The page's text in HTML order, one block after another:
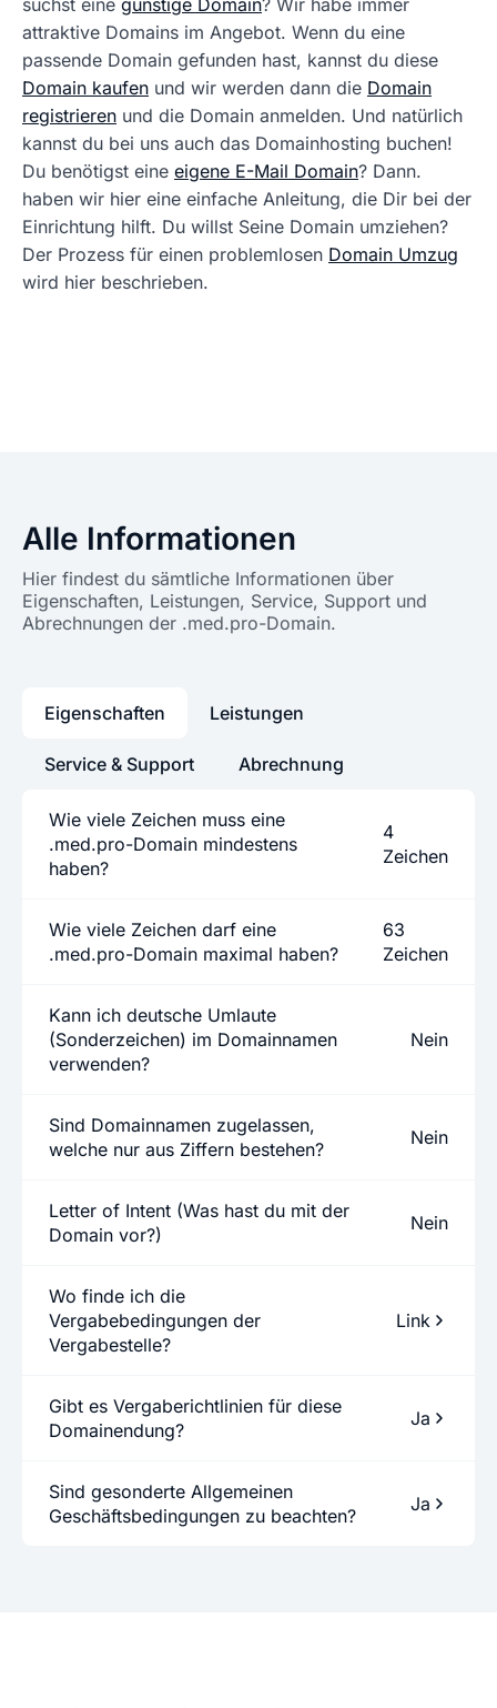
suchst eine günstige Domain? Wir habe immer
attraktive Domains im Angebot. Wenn du eine
passende Domain gefunden hast, kannst du diese
Domain kaufen und wir werden dann die Domain
registrieren und die Domain anmelden. Und natürlich
kannst du bei uns auch das Domainhosting buchen!
Du benötigst eine eigene E-Mail Domain? Dann.
haben wir hier eine einfache Anleitung, die Dir bei der
Einrichtung hilft. Du willst Seine Domain umziehen?
Der Prozess für einen problemlosen Domain Umzug
wird hier beschrieben.
Alle Informationen
Hier findest du sämtliche Informationen über
Eigenschaften, Leistungen, Service, Support und
Abrechnungen der .med.pro-Domain.
Eigenschaften
Wie viele Zeichen muss eine
.med.pro-Domain mindestens
haben?
4
Zeichen
Wie viele Zeichen darf eine
.med.pro-Domain maximal haben?
63
Zeichen
Kann ich deutsche Umlaute
(Sonderzeichen) im Domainnamen
verwenden?
Nein
Sind Domainnamen zugelassen,
welche nur aus Ziffern bestehen?
Nein
Letter of Intent (Was hast du mit der
Domain vor?)
Nein
Wo finde ich die
Vergabebedingungen der
Vergabestelle?
Link
Gibt es Vergaberichtlinien für diese
Domainendung?
Ja
Sind gesonderte Allgemeinen
Geschäftsbedingungen zu beachten?
Ja
Leistungen
Service & Support Abrechnung